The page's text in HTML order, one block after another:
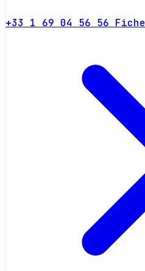
+33 1 69 04 56 56 Fiche